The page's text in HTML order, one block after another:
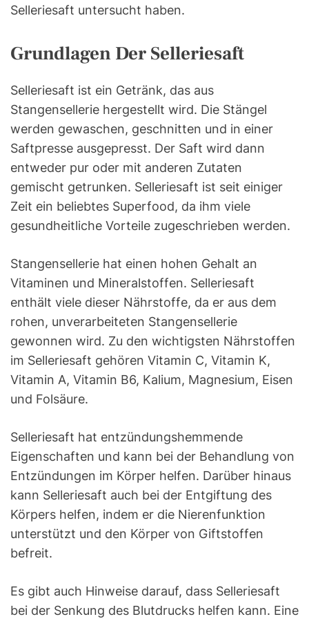
Selleriesaft untersucht haben.
Grundlagen Der Selleriesaft
Selleriesaft ist ein Getränk, das aus
Stangensellerie hergestellt wird. Die Stängel
werden gewaschen, geschnitten und in einer
Saftpresse ausgepresst. Der Saft wird dann
entweder pur oder mit anderen Zutaten
gemischt getrunken. Selleriesaft ist seit einiger
Zeit ein beliebtes Superfood, da ihm viele
gesundheitliche Vorteile zugeschrieben werden.
Stangensellerie hat einen hohen Gehalt an
Vitaminen und Mineralstoffen. Selleriesaft
enthält viele dieser Nährstoffe, da er aus dem
rohen, unverarbeiteten Stangensellerie
gewonnen wird. Zu den wichtigsten Nährstoffen
im Selleriesaft gehören Vitamin C, Vitamin K,
Vitamin A, Vitamin B6, Kalium, Magnesium, Eisen
und Folsäure.
Selleriesaft hat entzündungshemmende
Eigenschaften und kann bei der Behandlung von
Entzündungen im Körper helfen. Darüber hinaus
kann Selleriesaft auch bei der Entgiftung des
Körpers helfen, indem er die Nierenfunktion
unterstützt und den Körper von Giftstoffen
befreit.
Es gibt auch Hinweise darauf, dass Selleriesaft
bei der Senkung des Blutdrucks helfen kann. Eine